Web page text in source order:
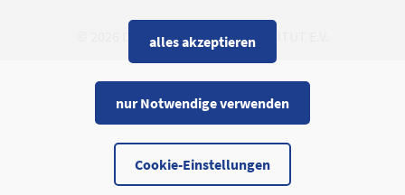
Cookie-Einstellungen
alles akzeptieren
nur Notwendige verwenden
© 2026 DEUTSCHES JUGENDINSTITUT E.V.